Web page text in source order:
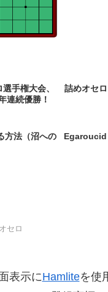
手権大会、
連続優勝！
詰めオセ
方法（沼への
Egaroucid
オセロ
表示にHamliteを使